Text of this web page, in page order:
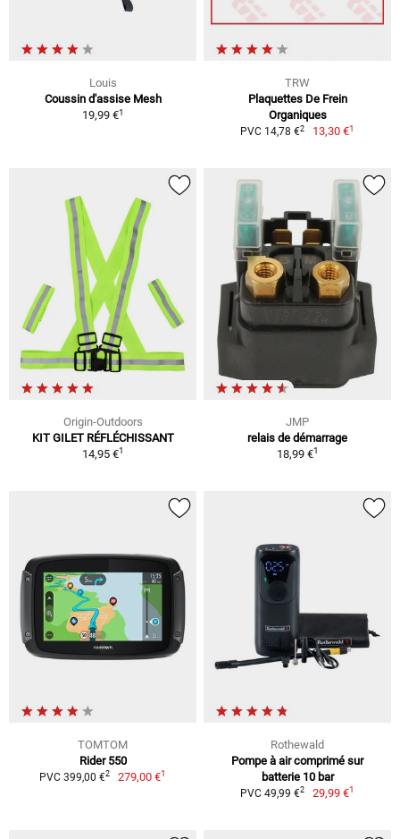
Louis
Coussin d'assise Mesh
19,99 €1
TRW
Plaquettes De Frein
Organiques
PVC 14,78 €2 13,30 €1
Origin-Outdoors
KIT GILET RÉFLÉCHISSANT
14,95 €1
JMP
relais de démarrage
18,99 €1
TOMTOM
Rider 550
PVC 399,00 €2 279,00 €1
Rothewald
Pompe à air comprimé sur
batterie 10 bar
PVC 49,99 €2 29,99 €1